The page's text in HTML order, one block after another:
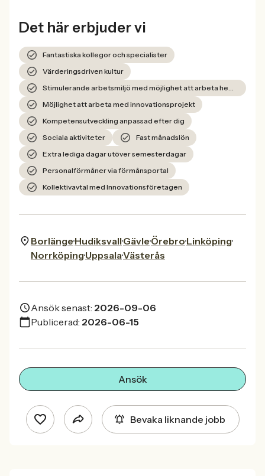
Det här erbjuder vi
Fantastiska kollegor och specialister
Värderingsdriven kultur
Stimulerande arbetsmiljö med möjlighet att arbeta hemifrån
Möjlighet att arbeta med innovationsprojekt
Kompetensutveckling anpassad efter dig
Sociala aktiviteter
Fast månadslön
Extra lediga dagar utöver semesterdagar
Personalförmåner via förmånsportal
Kollektivavtal med Innovationsföretagen
Borlänge Hudiksvall Gävle Örebro Linköping
Norrköping UppsalaVästerås
Ansök senast: 2026-09-06
Publicerad: 2026-06-15
Ansök
Bevaka liknande jobb